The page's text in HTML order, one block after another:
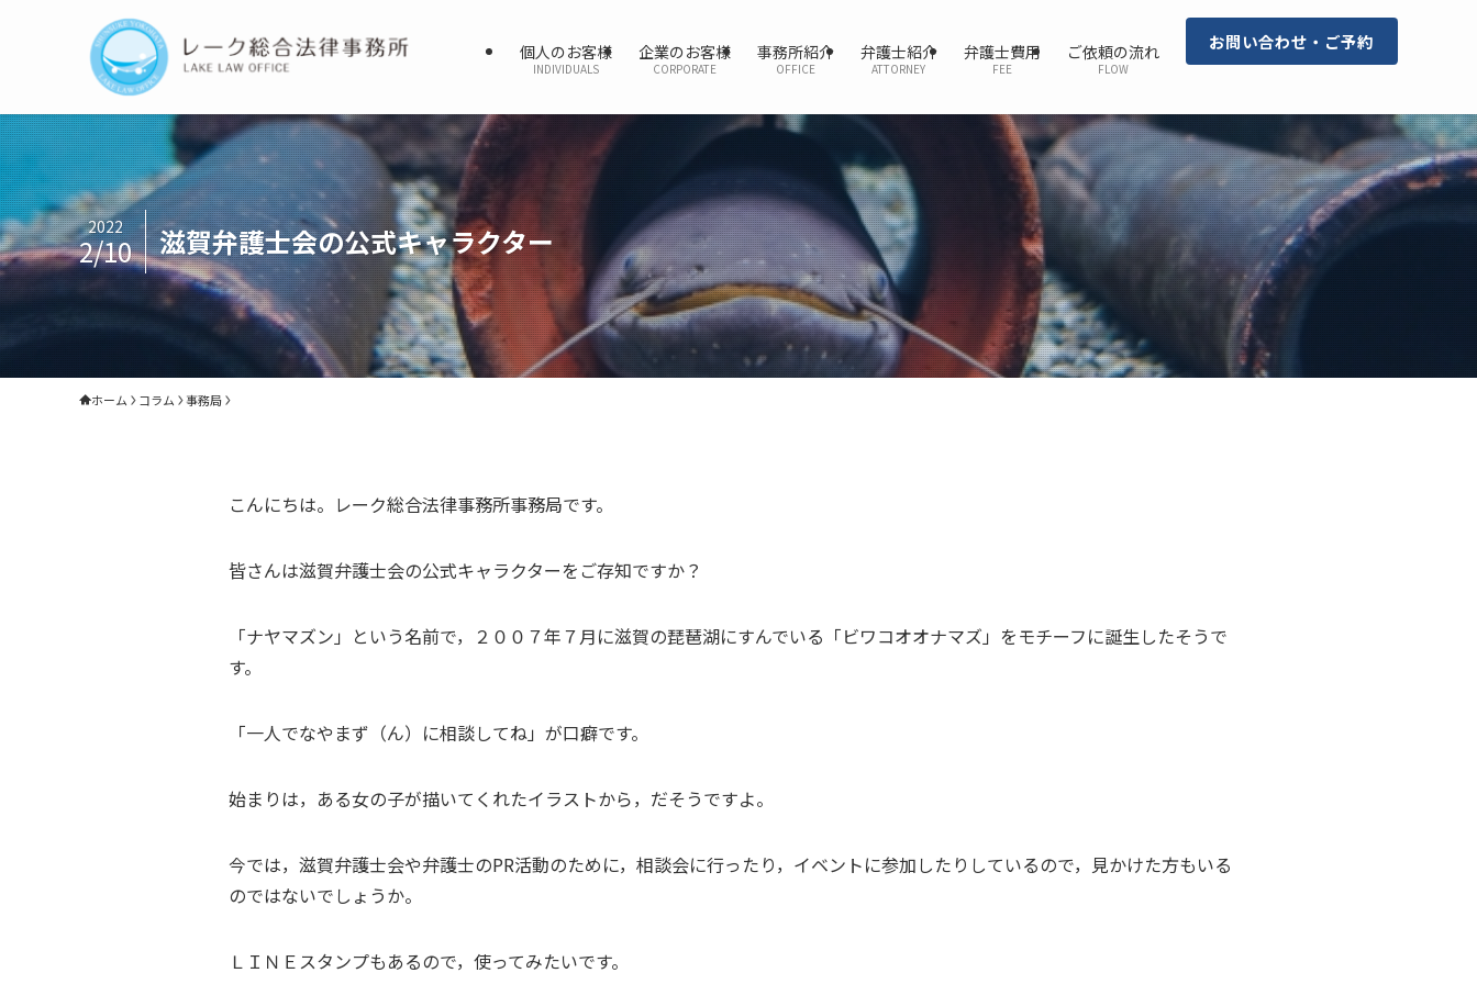
個人のお客様
INDIVIDUALS
企業のお客様
CORPORATE
事務所紹介
OFFICE
弁護士紹介
ATTORNEY
弁護士費用
FEE
ご依頼の流れ
FLOW
お問い合わせ・ご予約
滋賀弁護士会の公式キャラクター
2022
2/10
ホーム コラム 事務局
こんにちは。レーク総合法律事務所事務局です。
皆さんは滋賀弁護士会の公式キャラクターをご存知ですか？
「ナヤマズン」という名前で，２００７年７月に滋賀の琵琶湖にすんでいる「ビワコオオナマズ」をモチーフに誕生したそうで
す。
「一人でなやまず（ん）に相談してね」が口癖です。
始まりは，ある女の子が描いてくれたイラストから，だそうですよ。
今では，滋賀弁護士会や弁護士のPR活動のために，相談会に行ったり，イベントに参加したりしているので，見かけた方もいる
のではないでしょうか。
ＬＩＮＥスタンプもあるので，使ってみたいです。